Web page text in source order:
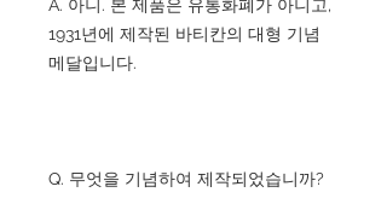
A. 아니. 본 제품은 유통화폐가 아니고,
1931년에 제작된 바티칸의 대형 기념
메달입니다.
Q. 무엇을 기념하여 제작되었습니까?